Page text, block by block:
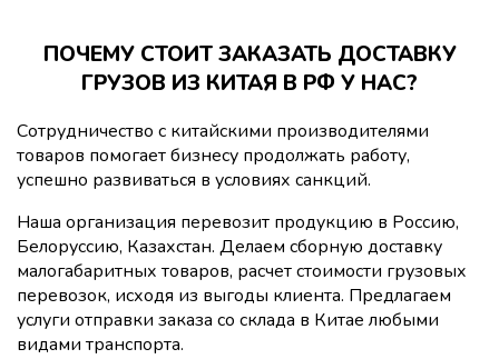
ПОЧЕМУ СТОИТ ЗАКАЗАТЬ ДОСТАВКУ
ГРУЗОВ ИЗ КИТАЯ В РФ У НАС?
Сотрудничество с китайскими производителями
товаров помогает бизнесу продолжать работу,
успешно развиваться в условиях санкций.
Наша организация перевозит продукцию в Россию,
Белоруссию, Казахстан. Делаем сборную доставку
малогабаритных товаров, расчет стоимости грузовых
перевозок, исходя из выгоды клиента. Предлагаем
услуги отправки заказа со склада в Китае любыми
видами транспорта.